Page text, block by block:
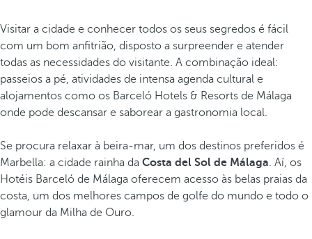
Visitar a cidade e conhecer todos os seus segredos é fácil
com um bom anfitrião, disposto a surpreender e atender
todas as necessidades do visitante. A combinação ideal:
passeios a pé, atividades de intensa agenda cultural e
alojamentos como os Barceló Hotels & Resorts de Málaga
onde pode descansar e saborear a gastronomia local.
Se procura relaxar à beira-mar, um dos destinos preferidos é
Marbella: a cidade rainha da Costa del Sol de Málaga. Aí, os
Hotéis Barceló de Málaga oferecem acesso às belas praias da
costa, um dos melhores campos de golfe do mundo e todo o
glamour da Milha de Ouro.